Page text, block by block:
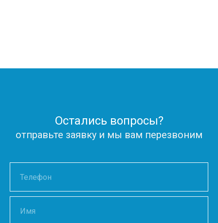
Остались вопросы?
отправьте заявку и мы вам перезвоним